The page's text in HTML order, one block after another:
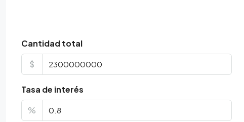
Cantidad total
$
Tasa de interés
%